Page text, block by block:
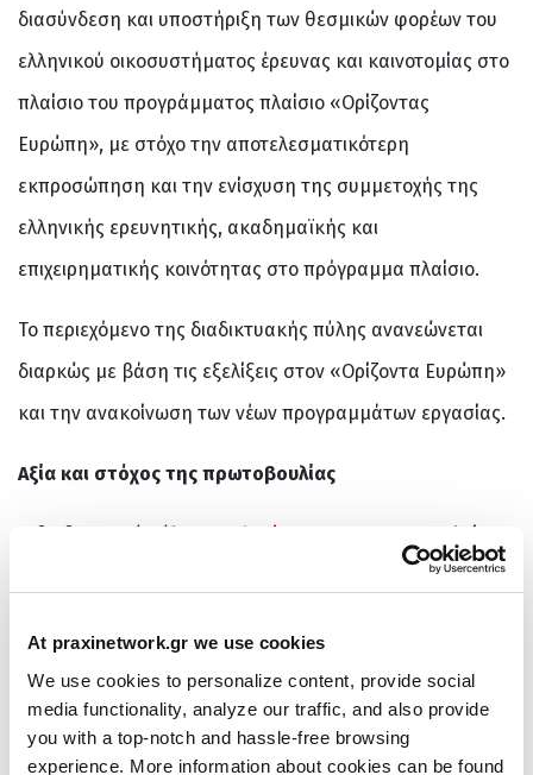
At praxinetwork.gr we use cookies
We use cookies to personalize content, provide social
media functionality, analyze our traffic, and also provide
you with a top-notch and hassle-free browsing
experience. More information about cookies can be found
διασύνδεση και υποστήριξη των θεσμικών φορέων του
ελληνικού οικοσυστήματος έρευνας και καινοτομίας στο
πλαίσιο του προγράμματος πλαίσιο «Ορίζοντας
Ευρώπη», με στόχο την αποτελεσματικότερη
εκπροσώπηση και την ενίσχυση της συμμετοχής της
ελληνικής ερευνητικής, ακαδημαϊκής και
επιχειρηματικής κοινότητας στο πρόγραμμα πλαίσιο.
Το περιεχόμενο της διαδικτυακής πύλης ανανεώνεται
διαρκώς με βάση τις εξελίξεις στον «Ορίζοντα Ευρώπη»
και την ανακοίνωση των νέων προγραμμάτων εργασίας.
Αξία και στόχος της πρωτοβουλίας
Η διαδικτυακή πύλη www.horizoneurope.gr
αποτελεί μια
από τις σημαντικές πρωτοβουλίες του Δικτύου ΠΡΑΞΗ για
έντασης γνώσης στην επόμενη επταετία.
«Σταθερή προτεραιότητά μας αποτελεί η στοχευμένη και
δομημένη υποστήριξη των ελληνικών οργανισμών για τη